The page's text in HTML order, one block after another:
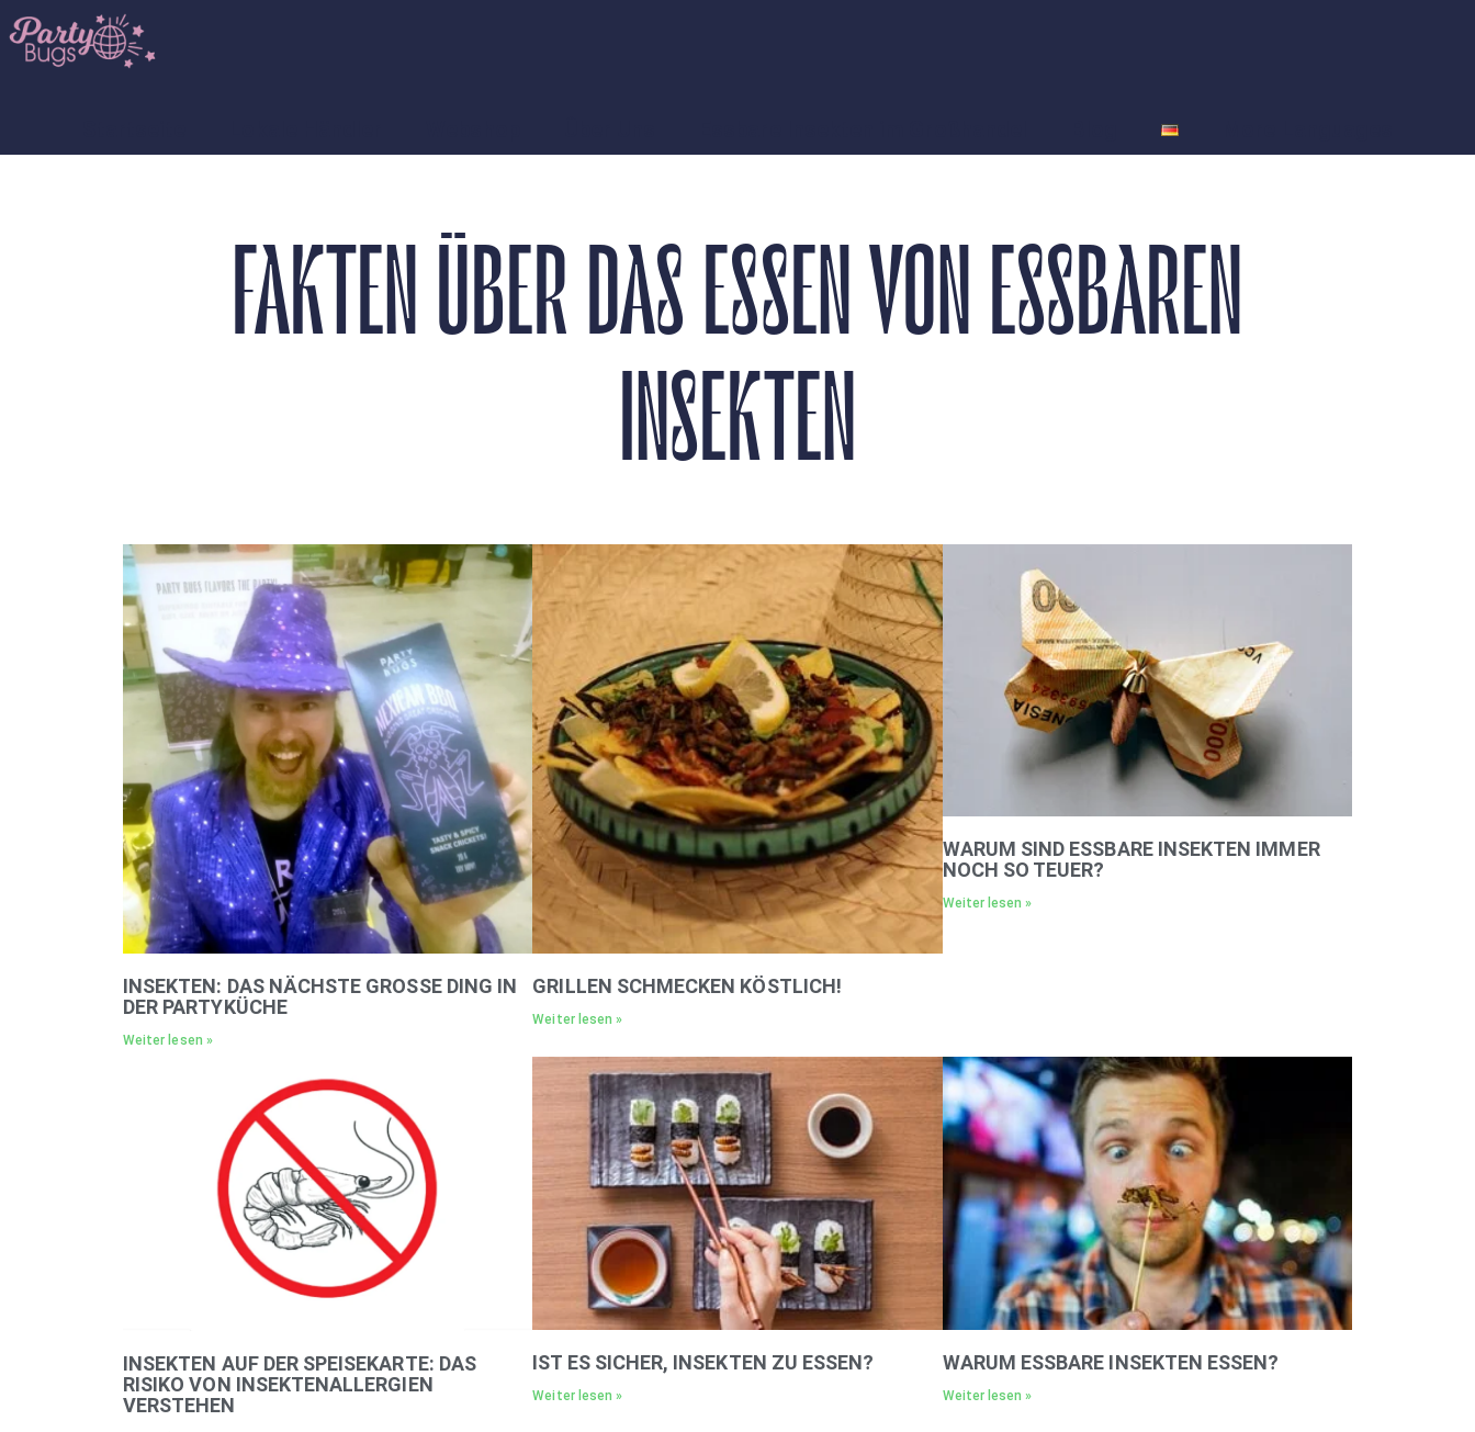
FAKTEN ÜBER DAS ESSEN VON ESSBAREN
INSEKTEN
INSEKTEN: DAS NÄCHSTE GROSSE DING IN D
ER PARTYKÜCHE
Weiter lesen »
GRILLEN SCHMECKEN KÖSTLICH!
Weiter lesen »
WARUM SIND ESSBARE INSEKTEN IMMER
NOCH SO TEUER?
Weiter lesen »
INSEKTEN AUF DER SPEISEKARTE: DAS
RISIKO VON INSEKTENALLERGIEN
VERSTEHEN
IST ES SICHER, INSEKTEN ZU ESSEN?
Weiter lesen »
WARUM ESSBARE INSEKTEN ESSEN?
Weiter lesen »